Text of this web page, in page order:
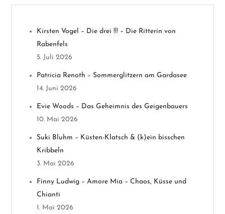
s
n
v
a
Kirsten Vogel – Die drei !!! – Die Ritterin von
Rabenfels
5. Juli 2026
Patricia Renoth – Sommerglitzern am Gardasee
14. Juni 2026
Evie Woods – Das Geheimnis des Geigenbauers
10. Mai 2026
Suki Bluhm – Küsten-Klatsch & (k)ein bisschen
Kribbeln
3. Mai 2026
Finny Ludwig – Amore Mia – Chaos, Küsse und
Chianti
1. Mai 2026